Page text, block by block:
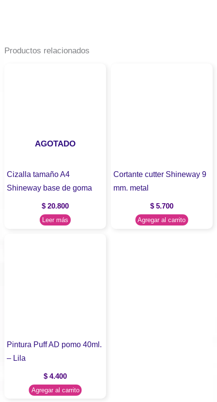
Productos relacionados
AGOTADO
Cizalla tamaño A4
Shineway base de goma
$ 20.800
Leer más
Cortante cutter Shineway 9
mm. metal
$5.700
Agregar al carrito
Pintura Puff AD pomo 40ml.
– Lila
$ 4.400
Agregar al carrito